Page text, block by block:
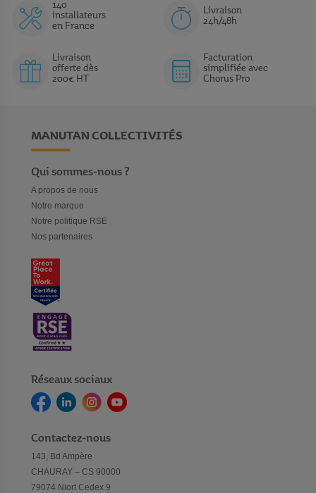
140
installateurs
en France
Livraison
24h/48h
Livraison
offerte dès
200€ HT
Facturation
simplifiée avec
Chorus Pro
MANUTAN COLLECTIVITÉS
Qui sommes-nous ?
A propos de nous
Notre marque
Notre politique RSE
Nos partenaires
Réseaux sociaux
Contactez-nous
143, Bd Ampère
CHAURAY – CS 90000
79074 Niort Cedex 9